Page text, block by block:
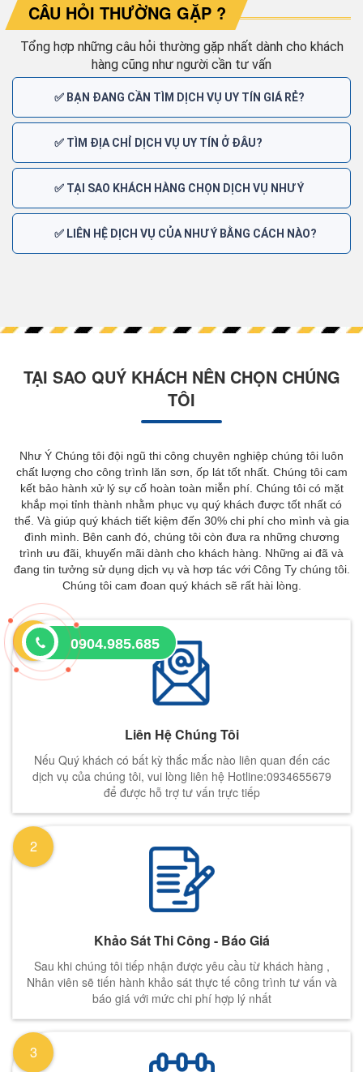
CÂU HỎI THƯỜNG GẶP ?
Tổng hợp những câu hỏi thường gặp nhất dành cho khách
hàng cũng như người cần tư vấn
✅ BẠN ĐANG CẦN TÌM DỊCH VỤ UY TÍN GIÁ RẺ?
✅ TÌM ĐỊA CHỈ DỊCH VỤ UY TÍN Ở ĐÂU?
✅ TẠI SAO KHÁCH HÀNG CHỌN DỊCH VỤ NHƯ Ý
✅ LIÊN HỆ DỊCH VỤ CỦA NHƯ Ý BẰNG CÁCH NÀO?
TẠI SAO QUÝ KHÁCH NÊN CHỌN CHÚNG
TÔI
Như Ý Chúng tôi đội ngũ thi công chuyên nghiệp chúng tôi luôn
chất lượng cho công trình lăn sơn, ốp lát tốt nhất. Chúng tôi cam
kết bảo hành xử lý sự cố hoàn toàn miễn phí. Chúng tôi có mặt
khắp mọi tỉnh thành nhằm phục vụ quý khách được tốt nhất có
thể. Và giúp quý khách tiết kiệm đến 30% chi phí cho mình và gia
đình mình. Bên canh đó, chúng tôi còn đưa ra những chương
trình ưu đãi, khuyến mãi dành cho khách hàng. Những ai đã và
đang tin tưởng sử dụng dịch vụ và hơp tác với Công Ty chúng tôi.
Chúng tôi cam đoan quý khách sẽ rất hài lòng.
Liên Hệ Chúng Tôi
Nếu Quý khách có bất kỳ thắc mắc nào liên quan đến các
dịch vụ của chúng tôi, vui lòng liên hệ Hotline:0934655679
để được hỗ trợ tư vấn trực tiếp
1
Khảo Sát Thi Công - Báo Giá
Sau khi chúng tôi tiếp nhận được yêu cầu từ khách hàng ,
Nhân viên sẽ tiến hành khảo sát thực tế công trình tư vấn và
báo giá với mức chi phí hợp lý nhất
2
3
0904.985.685